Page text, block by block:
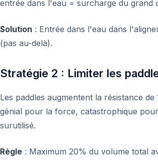
entrée dans l'eau = surcharge du grand
Solution : Entrée dans l'eau dans
(pas au-delà).
Stratégie 2 : Limiter les
Les paddles augmentent la résistance de
génial pour la force, catastrophique
surutilisé.
Règle : Maximum 20% du volume total